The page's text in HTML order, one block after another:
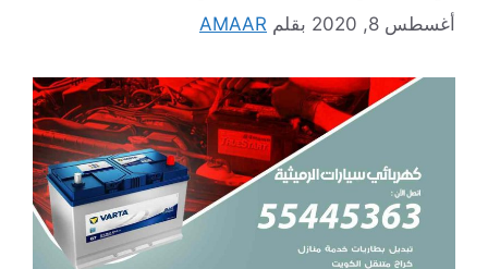
أغسطس 8, 2020 بقلم AMAAR